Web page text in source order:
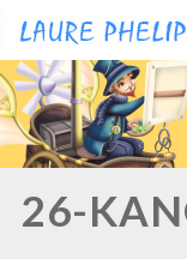
Aller
au
contenu
Aller
au
contenu
26-